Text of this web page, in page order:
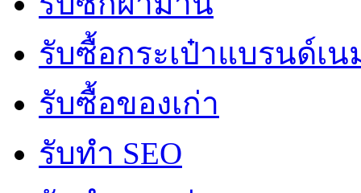
รับซื้อกระเป๋าแบรนด์เน
รับซื้อของเก่า
รับทำ SEO